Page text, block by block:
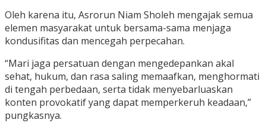
Oleh karena itu, Asrorun Niam Sholeh mengajak semua
elemen masyarakat untuk bersama-sama menjaga
kondusifitas dan mencegah perpecahan.
“Mari jaga persatuan dengan mengedepankan akal
sehat, hukum, dan rasa saling memaafkan, menghormati
di tengah perbedaan, serta tidak menyebarluaskan
konten provokatif yang dapat memperkeruh keadaan,”
pungkasnya.